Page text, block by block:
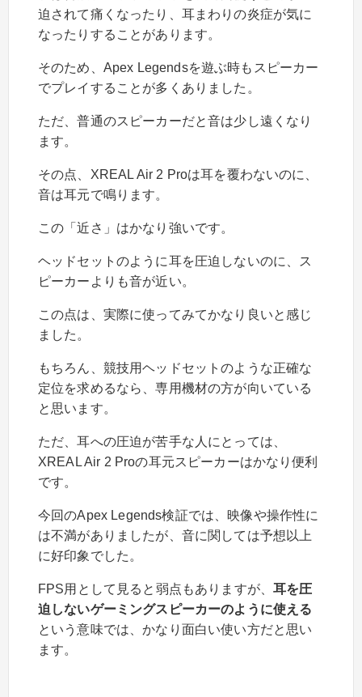
迫されて痛くなったり、耳まわりの炎症が気に
なったりすることがあります。
そのため、Apex Legendsを遊ぶ時もスピーカー
でプレイすることが多くありました。
ただ、普通のスピーカーだと音は少し遠くなり
ます。
その点、XREAL Air 2 Proは耳を覆わないのに、
音は耳元で鳴ります。
この「近さ」はかなり強いです。
ヘッドセットのように耳を圧迫しないのに、ス
ピーカーよりも音が近い。
この点は、実際に使ってみてかなり良いと感じ
ました。
もちろん、競技用ヘッドセットのような正確な
定位を求めるなら、専用機材の方が向いている
と思います。
ただ、耳への圧迫が苦手な人にとっては、
XREAL Air 2 Proの耳元スピーカーはかなり便利
です。
今回のApex Legends検証では、映像や操作性に
は不満がありましたが、音に関しては予想以上
に好印象でした。
FPS用として見ると弱点もありますが、耳を圧
迫しないゲーミングスピーカーのように使える
という意味では、かなり面白い使い方だと思い
ます。